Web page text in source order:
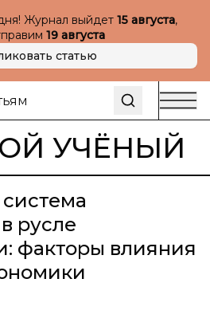
Журнал выйдет 15 августа,
19 августа
статью
УЧЁНЫЙ
русле
факторы влияния